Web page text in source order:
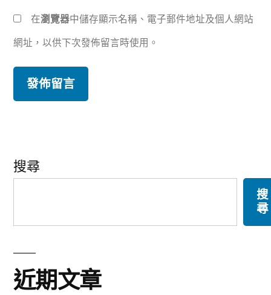
在瀏覽器中儲存顯示名稱、電子郵件地址及個人網站
網址，以供下次發佈留言時使用。
搜尋
搜
尋
近期文章